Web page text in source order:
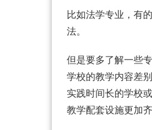
比如法学专业，有
法。
但是要多了解一些
学校的教学内容差
实践时间长的学校
教学配套设施更加齐